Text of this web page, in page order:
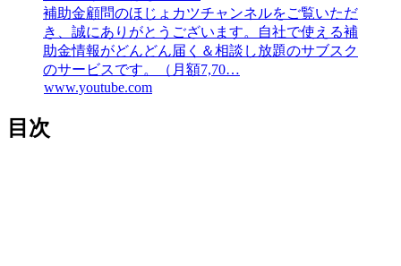
補助金顧問のほじょカツチャンネルをご覧いただ
き、誠にありがとうございます。自社で使える補
助金情報がどんどん届く＆相談し放題のサブスク
のサービスです。（月額7,70…
www.youtube.com
目次